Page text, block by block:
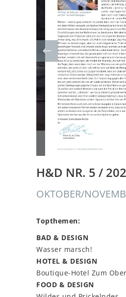
H&D NR. 5 /
OKTOBER/
Topthemen:
BAD & DESIGN
Wasser marsch!
HOTEL & DESIGN
Boutique-Hotel Zum
FOOD & DESIGN